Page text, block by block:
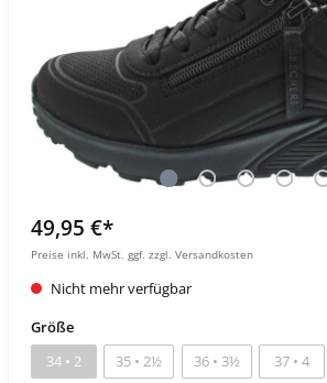
49,95 €*
Preise inkl. MwSt. ggf. zzgl. Versandkosten
Nicht mehr verfügbar
Größe
34 • 2
35 • 2½ 36 • 3½ 37 • 4